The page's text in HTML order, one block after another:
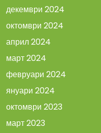
декември 2024
октомври 2024
април 2024
март 2024
февруари 2024
януари 2024
октомври 2023
март 2023